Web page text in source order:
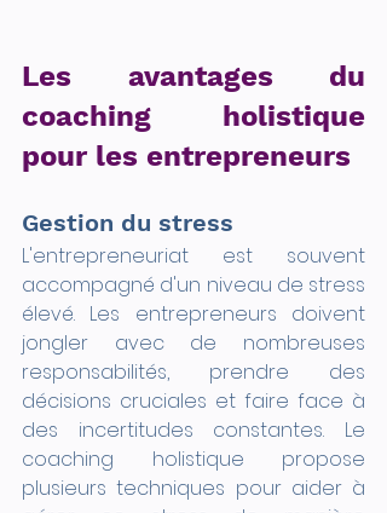
Les avantages du
coaching holistique
pour les entrepreneurs
Gestion du stress
L'entrepreneuriat est souvent
accompagné d'un niveau de stress
élevé. Les entrepreneurs doivent
jongler avec de nombreuses
responsabilités, prendre des
décisions cruciales et faire face à
des incertitudes constantes. Le
coaching holistique propose
plusieurs techniques pour aider à